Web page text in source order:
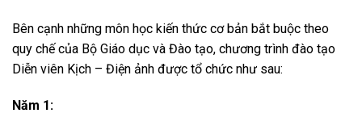
Bên cạnh những môn học kiến thức cơ bản bắt buộc theo
quy chế của Bộ Giáo dục và Đào tạo, chương trình đào tạo
Diễn viên Kịch – Điện ảnh được tổ chức như sau:
Năm 1: